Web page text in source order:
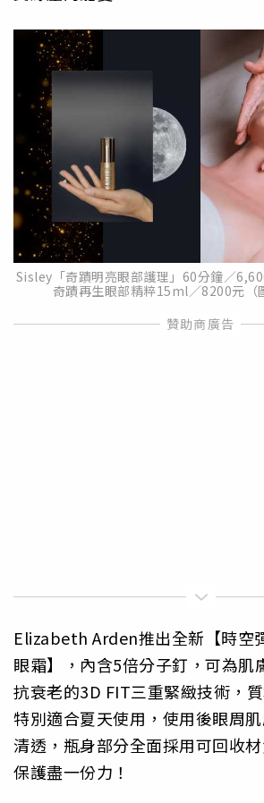
Sisley「奇蹟明亮眼部護理」60分鐘／
奇蹟再生眼部精粹15ml／8200元（
Elizabeth Arden推出全新【時空
眼霜】，內含5倍分子釘，可為肌
抗衰老的3D FIT三重緊緻技術，
特別適合夏天使用，使用後眼周
清透，瓶身部分全面採用可回收
保護盡一份力！